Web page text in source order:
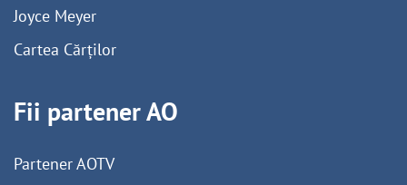
Joyce Meyer
Cartea Cărților
Fii partener AO
Partener AOTV